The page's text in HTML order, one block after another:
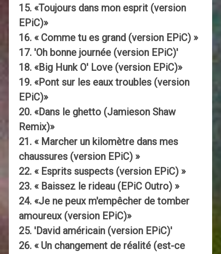
15. «Toujours dans mon esprit (version
EPiC)»
16. « Comme tu es grand (version EPiC) »
17. 'Oh bonne journée (version EPiC)'
18. «Big Hunk O' Love (version EPiC)»
19. «Pont sur les eaux troubles (version
EPiC)»
20. «Dans le ghetto (Jamieson Shaw
Remix)»
21. « Marcher un kilomètre dans mes
chaussures (version EPiC) »
22. « Esprits suspects (version EPiC) »
23. « Baissez le rideau (EPiC Outro) »
24. «Je ne peux m'empêcher de tomber
amoureux (version EPiC)»
25. 'David américain (version EPiC)'
26. « Un changement de réalité (est-ce